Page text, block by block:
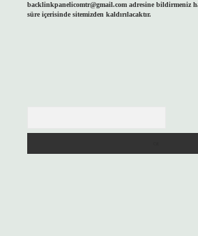
backlinkpanelicomtr@gmail.comadresine bildirmeniz
süre içerisinde sitemizden kaldırılacaktır.